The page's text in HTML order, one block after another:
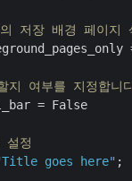
저장 배경 페이지
지 여부를 지정합
= False
설정
goes here" ;